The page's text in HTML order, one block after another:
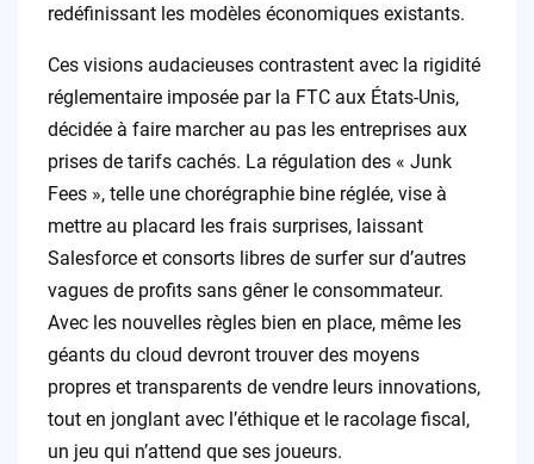
redéfinissant les modèles économiques existants.
Ces visions audacieuses contrastent avec la rigidité
réglementaire imposée par la FTC aux États-Unis,
décidée à faire marcher au pas les entreprises aux
prises de tarifs cachés. La régulation des « Junk
Fees », telle une chorégraphie bine réglée, vise à
mettre au placard les frais surprises, laissant
Salesforce et consorts libres de surfer sur d’autres
vagues de profits sans gêner le consommateur.
Avec les nouvelles règles bien en place, même les
géants du cloud devront trouver des moyens
propres et transparents de vendre leurs innovations,
tout en jonglant avec l’éthique et le racolage fiscal,
un jeu qui n’attend que ses joueurs.